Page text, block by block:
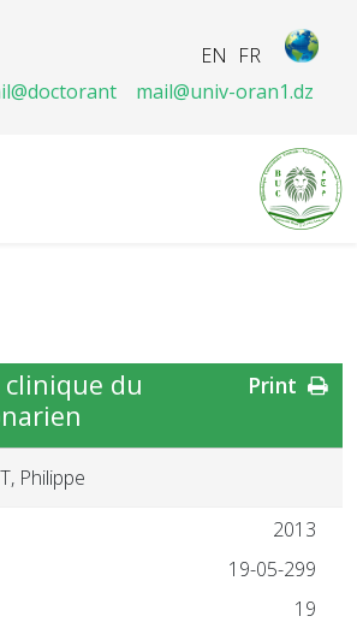
FR
EN
mail@univ-oran1.dz
du
Philippe.
2013
19-05-299
19